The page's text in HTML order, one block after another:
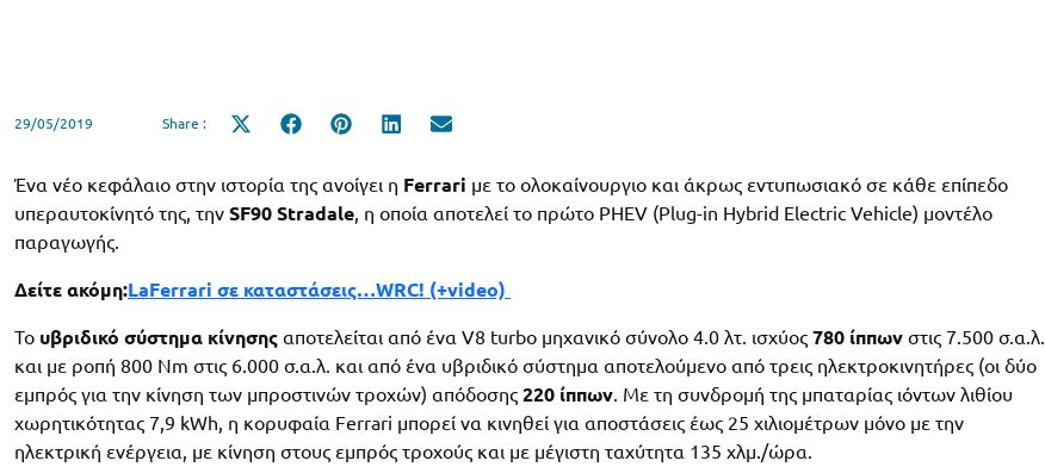
29/05/2019 Share :
Share
Share
Share
Share
Ένα νέο κεφάλαιο στην ιστορία της ανοίγει η Ferrari με το ολοκαίνουργιο και άκρως εντυπωσιακό σε κάθε επίπεδο
υπεραυτοκίνητό της, την SF90 Stradale, η οποία αποτελεί το πρώτο PHEV (Plug-in Hybrid Electric Vehicle) μοντέλο
παραγωγής.
Δείτε ακόμη:LaFerrari σε καταστάσεις…WRC! (+video)
Το υβριδικό σύστημα κίνησης αποτελείται από ένα V8 turbo μηχανικό σύνολο 4.0 λτ. ισχύος 780 ίππων στις 7.500 σ.α.λ.
και με ροπή 800 Nm στις 6.000 σ.α.λ. και από ένα υβριδικό σύστημα αποτελούμενο από τρεις ηλεκτροκινητήρες (οι δύο
εμπρός για την κίνηση των μπροστινών τροχών) απόδοσης 220 ίππων. Με τη συνδρομή της μπαταρίας ιόντων λιθίου
χωρητικότητας 7,9 kWh, η κορυφαία Ferrari μπορεί να κινηθεί για αποστάσεις έως 25 χιλιομέτρων μόνο με την
ηλεκτρική ενέργεια, με κίνηση στους εμπρός τροχούς και με μέγιστη ταχύτητα 135 χλμ./ώρα.